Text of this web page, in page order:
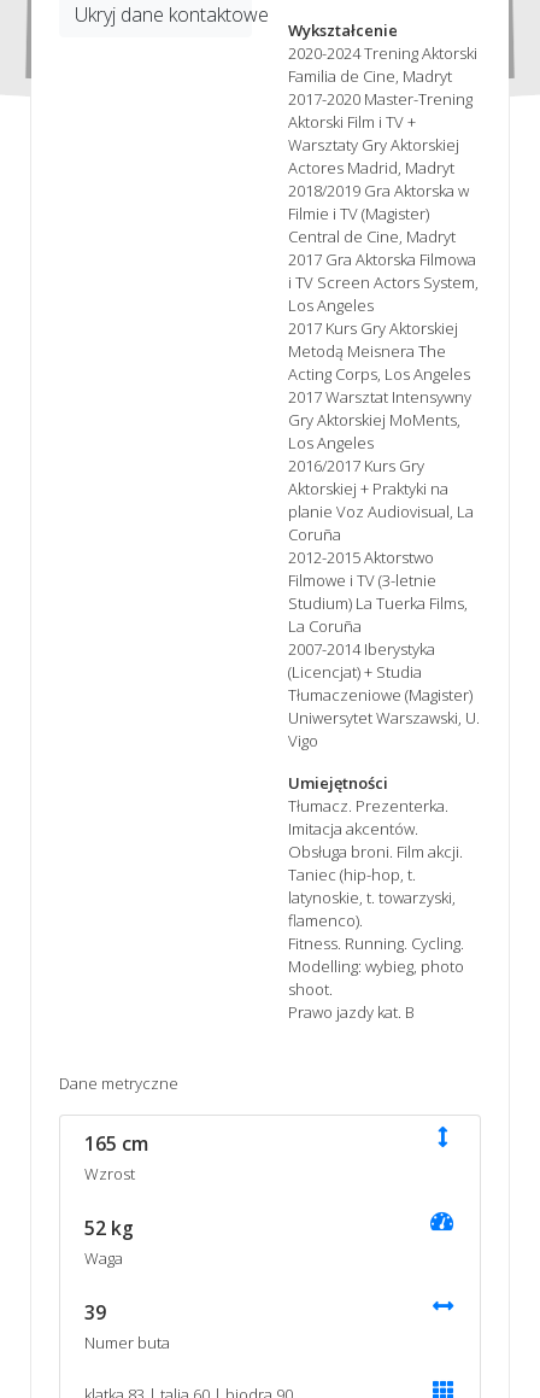
Ukryj dane kontaktowe
Wykształcenie
2020-2024 Trening Aktorski
Familia de Cine, Madryt
2017-2020 Master-Trening
Aktorski Film i TV +
Warsztaty Gry Aktorskiej
Actores Madrid, Madryt
2018/2019 Gra Aktorska w
Filmie i TV (Magister)
Central de Cine, Madryt
2017 Gra Aktorska Filmowa
i TV Screen Actors System,
Los Angeles
2017 Kurs Gry Aktorskiej
Metodą Meisnera The
Acting Corps, Los Angeles
2017 Warsztat Intensywny
Gry Aktorskiej MoMents,
Los Angeles
2016/2017 Kurs Gry
Aktorskiej + Praktyki na
planie Voz Audiovisual, La
Coruña
2012-2015 Aktorstwo
Filmowe i TV (3-letnie
Studium) La Tuerka Films,
La Coruña
2007-2014 Iberystyka
(Licencjat) + Studia
Tłumaczeniowe (Magister)
Uniwersytet Warszawski, U.
Vigo
Umiejętności
Tłumacz. Prezenterka.
Imitacja akcentów.
Obsługa broni. Film akcji.
Taniec (hip-hop, t.
latynoskie, t. towarzyski,
flamenco).
Fitness. Running. Cycling.
Modelling: wybieg, photo
shoot.
Prawo jazdy kat. B
Dane metryczne
165 cm
Wzrost
52 kg
Waga
39
Numer buta